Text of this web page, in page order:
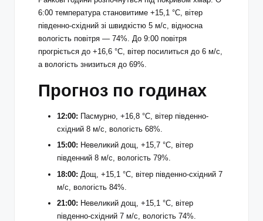
6:00 температура становитиме +15,1 °С, вітер
південно-східний зі швидкістю 5 м/с, відносна
вологість повітря — 74%. До 9:00 повітря
прогріється до +16,6 °С, вітер посилиться до 6 м/с,
а вологість знизиться до 69%.
Прогноз по годинах
12:00: Пасмурно, +16,8 °С, вітер південно-
східний 8 м/с, вологість 68%.
15:00: Невеликий дощ, +15,7 °С, вітер
південний 8 м/с, вологість 79%.
18:00: Дощ, +15,1 °С, вітер південно-східний 7
м/с, вологість 84%.
21:00: Невеликий дощ, +15,1 °С, вітер
південно-східний 7 м/с, вологість 74%.